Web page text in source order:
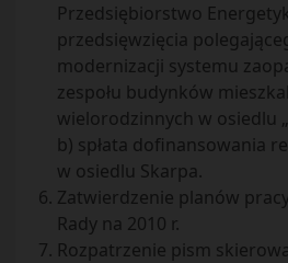
Przedsiębiorstwo
przedsięwzięcia
modernizacji systemu
zespołu budynków
wielorodzinnych w osiedlu
b) spłata dofinansowania
w osiedlu Skarpa.
Zatwierdzenie planów
Rady na 2010 r.
Rozpatrzenie pism